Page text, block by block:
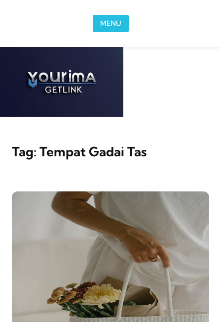
MENU
Tag: Tempat Gadai Tas